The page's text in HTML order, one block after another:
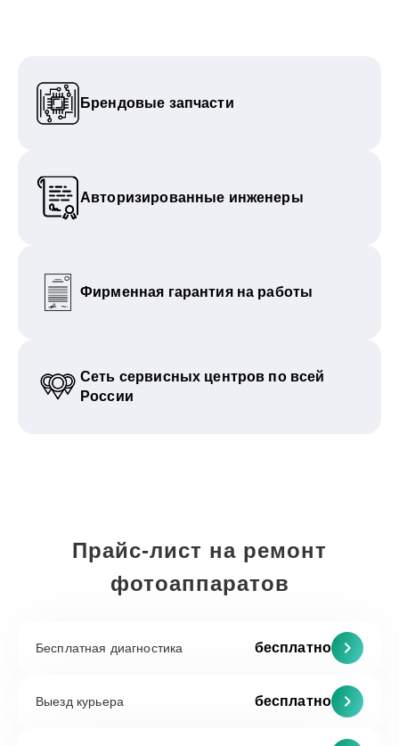
Брендовые запчасти
Авторизированные инженеры
Фирменная гарантия на работы
Сеть сервисных центров по всей
России
Прайс-лист на ремонт
фотоаппаратов
Бесплатная диагностика бесплатно
Выезд курьера бесплатно